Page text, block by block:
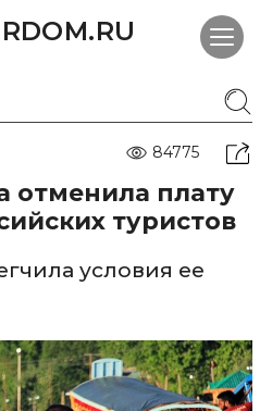
84775
отменила плату
туристов
условия ее